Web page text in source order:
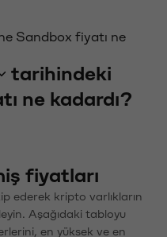
Sandbox fiyatı ne
tarihindeki
ne kadardı?
fiyatları
ederek kripto varlıkların
Aşağıdaki tabloyu
en yüksek ve en